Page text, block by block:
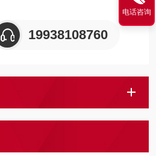
19938108760
电话咨询